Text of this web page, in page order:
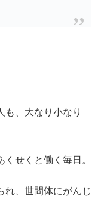
も、大なり小なり
せくと働く毎日。
れ、世間体にがんじ